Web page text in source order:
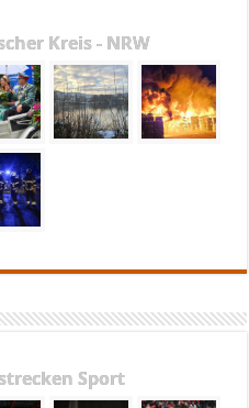
Kreis - NRW
Sport